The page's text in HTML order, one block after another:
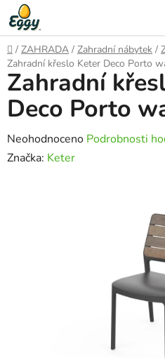
Přejít
na
obsah
Domů
/ ZAHRADA / Zahradní nábytek /
Zahradní křeslo Keter Deco Porto
Zahradní
Deco Porto
Průměrné
hodnocení
Neohodnoceno Podrobnosti
Značka: Keter